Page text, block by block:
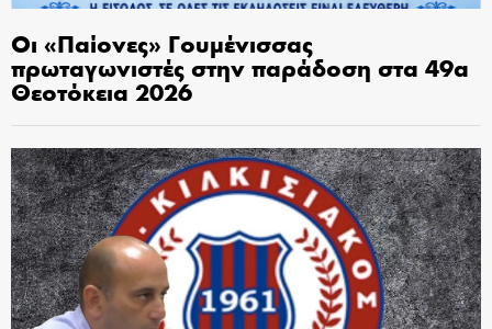
Οι «Παίονες» Γουμένισσας
πρωταγωνιστές στην παράδοση στα 49α
Θεοτόκεια 2026